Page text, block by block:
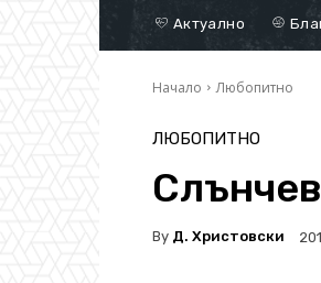
Актуално
Начало Любопитно
ЛЮБОПИТНО
By Д. Христовски